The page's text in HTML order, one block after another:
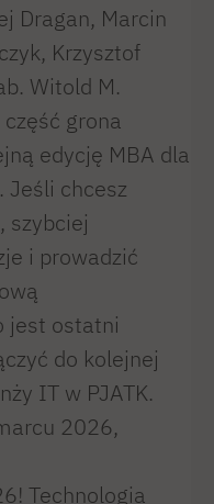
Dragan, Marcin
Krzysztof
Witold M.
grona
edycję MBA dla
Jeśli chcesz
szybciej
i prowadzić
jest ostatni
do kolejnej
IT w PJATK.
2026,
Technologia